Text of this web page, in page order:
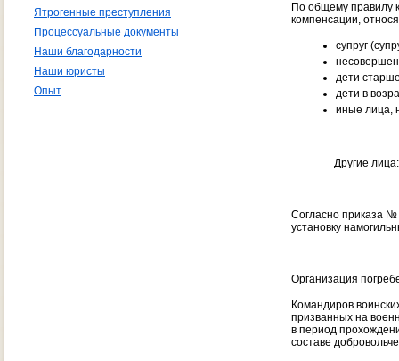
Ятрогенные преступления
Процессуальные документы
Наши благодарности
Наши юристы
Опыт
По общему правилу
компенсации,
супруг
дети
дети в
иные лица,
Другие лица:
Согласно приказа №
установку
Организация
Командиров
призванных на
в период
составе